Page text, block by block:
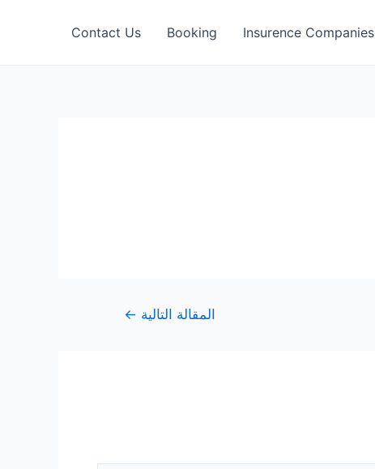
Insurence Companies
Booking
Contact Us
المقالة التالية ←